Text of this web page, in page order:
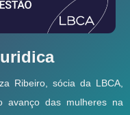
Ribeiro, sócia da LBCA,
avanço das mulheres na